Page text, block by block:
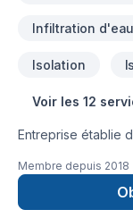
Infiltration
Isolation
Voir les 12
Entreprise établie
TPO/epdm pour
pleine adhérance
pente nous
Membre depuis 2018